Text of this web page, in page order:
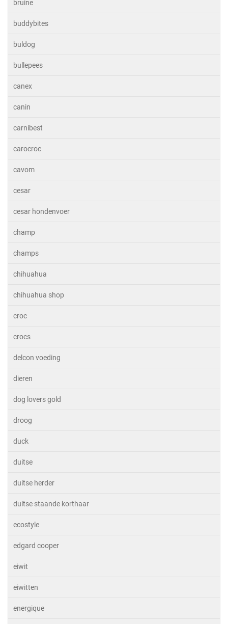
bruine
buddybites
buldog
bullepees
canex
canin
carnibest
carocroc
cavom
cesar
cesar hondenvoer
champ
champs
chihuahua
chihuahua shop
croc
crocs
delcon voeding
dieren
dog lovers gold
droog
duck
duitse
duitse herder
duitse staande korthaar
ecostyle
edgard cooper
eiwit
eiwitten
energique